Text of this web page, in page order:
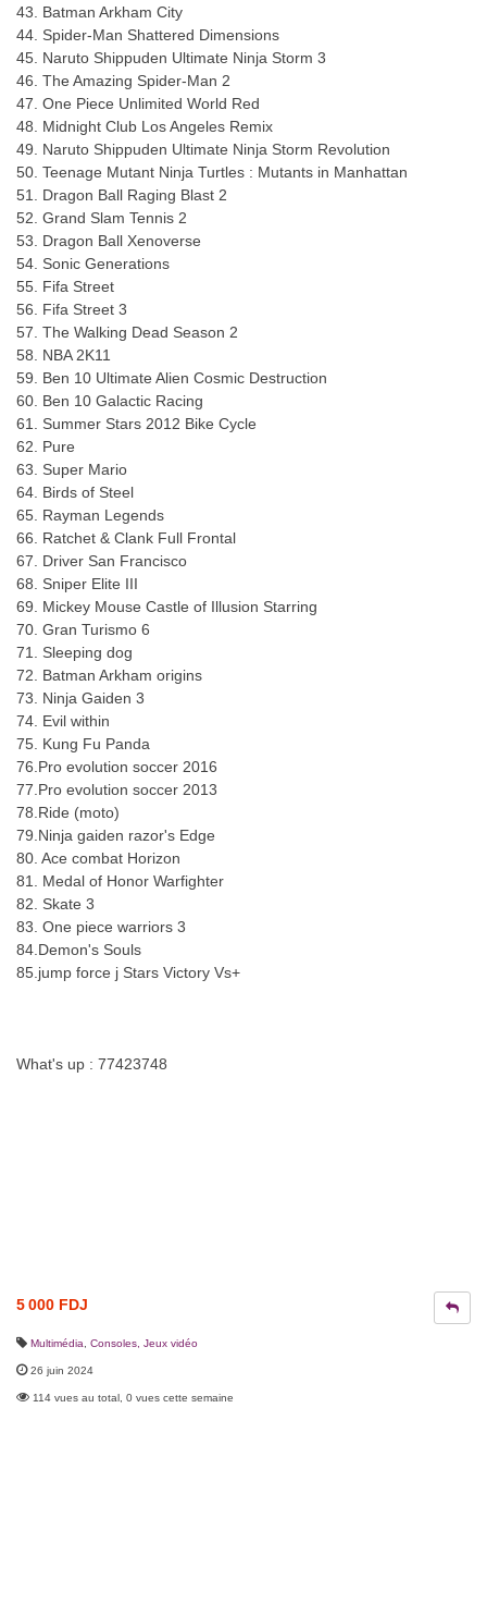
43. Batman Arkham City
44. Spider-Man Shattered Dimensions
45. Naruto Shippuden Ultimate Ninja Storm 3
46. The Amazing Spider-Man 2
47. One Piece Unlimited World Red
48. Midnight Club Los Angeles Remix
49. Naruto Shippuden Ultimate Ninja Storm Revolution
50. Teenage Mutant Ninja Turtles : Mutants in Manhattan
51. Dragon Ball Raging Blast 2
52. Grand Slam Tennis 2
53. Dragon Ball Xenoverse
54. Sonic Generations
55. Fifa Street
56. Fifa Street 3
57. The Walking Dead Season 2
58. NBA 2K11
59. Ben 10 Ultimate Alien Cosmic Destruction
60. Ben 10 Galactic Racing
61. Summer Stars 2012 Bike Cycle
62. Pure
63. Super Mario
64. Birds of Steel
65. Rayman Legends
66. Ratchet & Clank Full Frontal
67. Driver San Francisco
68. Sniper Elite III
69. Mickey Mouse Castle of Illusion Starring
70. Gran Turismo 6
71. Sleeping dog
72. Batman Arkham origins
73. Ninja Gaiden 3
74. Evil within
75. Kung Fu Panda
76.Pro evolution soccer 2016
77.Pro evolution soccer 2013
78.Ride (moto)
79.Ninja gaiden razor's Edge
80. Ace combat Horizon
81. Medal of Honor Warfighter
82. Skate 3
83. One piece warriors 3
84.Demon's Souls
85.jump force j Stars Victory Vs+
What's up : 77423748
5 000 FDJ
Multimédia Consoles, Jeux vidéo
26 juin 2024
114 vues au total, 0 vues cette semaine